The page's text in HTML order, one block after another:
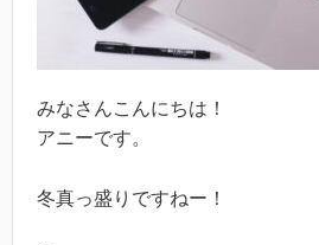
みなさんこんにちは！
アニーです。
冬真っ盛りですねー！